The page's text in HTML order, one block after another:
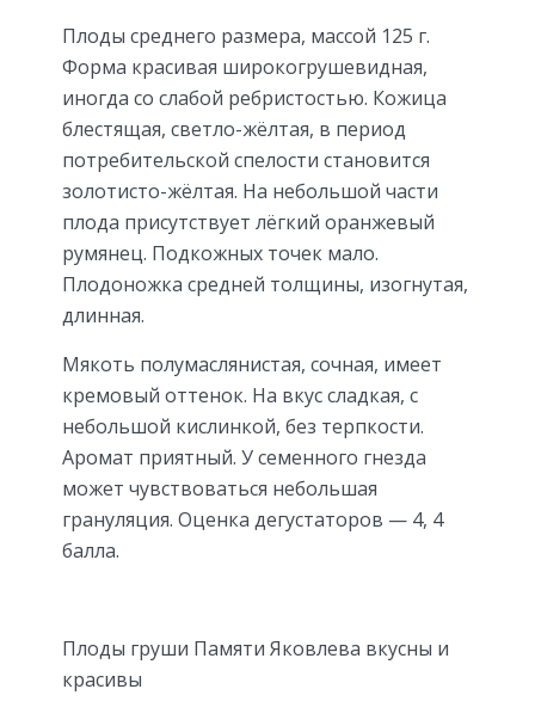
Плоды среднего размера, массой 125 г.
Форма красивая широкогрушевидная,
иногда со слабой ребристостью. Кожица
блестящая, светло-жёлтая, в период
потребительской спелости становится
золотисто-жёлтая. На небольшой части
плода присутствует лёгкий оранжевый
румянец. Подкожных точек мало.
Плодоножка средней толщины, изогнутая,
длинная.
Мякоть полумаслянистая, сочная, имеет
кремовый оттенок. На вкус сладкая, с
небольшой кислинкой, без терпкости.
Аромат приятный. У семенного гнезда
может чувствоваться небольшая
грануляция. Оценка дегустаторов — 4, 4
балла.
Плоды груши Памяти Яковлева вкусны и
красивы